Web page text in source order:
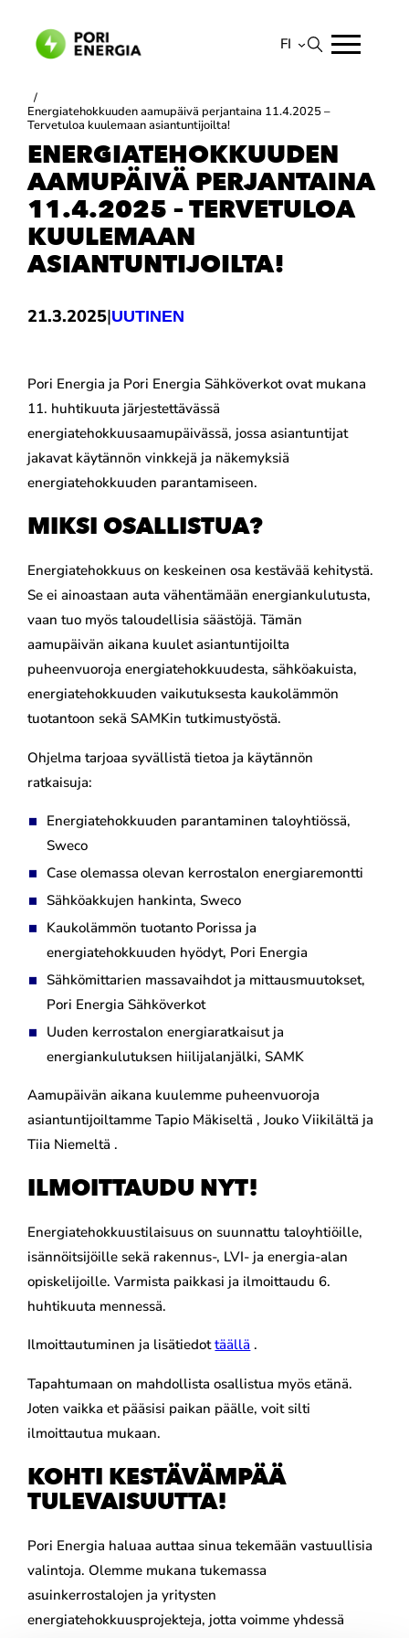
sisältöön
FI
English
/
Energiatehokkuuden aamupäivä perjantaina 11.4.2025 –
Tervetuloa kuulemaan asiantuntijoilta!
ENERGIATEHOKKUUDEN
AAMUPÄIVÄ PERJANTAINA
11.4.2025 – TERVETULOA
KUULEMAAN
ASIANTUNTIJOILTA!
21.3.2025|UUTINEN
Pori Energia ja Pori Energia Sähköverkot ovat mukana
11. huhtikuuta järjestettävässä
energiatehokkuusaamupäivässä, jossa asiantuntijat
jakavat käytännön vinkkejä ja näkemyksiä
energiatehokkuuden parantamiseen.
MIKSI OSALLISTUA?
Energiatehokkuus on keskeinen osa kestävää kehitystä.
Se ei ainoastaan auta vähentämään energiankulutusta,
vaan tuo myös taloudellisia säästöjä. Tämän
aamupäivän aikana kuulet asiantuntijoilta
puheenvuoroja energiatehokkuudesta, sähköakuista,
energiatehokkuuden vaikutuksesta kaukolämmön
tuotantoon sekä SAMKin tutkimustyöstä.
Ohjelma tarjoaa syvällistä tietoa ja käytännön
ratkaisuja:
Energiatehokkuuden parantaminen taloyhtiössä,
Sweco
Case olemassa olevan kerrostalon energiaremontti
Sähköakkujen hankinta, Sweco
Kaukolämmön tuotanto Porissa ja
energiatehokkuuden hyödyt, Pori Energia
Sähkömittarien massavaihdot ja mittausmuutokset,
Pori Energia Sähköverkot
Uuden kerrostalon energiaratkaisut ja
energiankulutuksen hiilijalanjälki, SAMK
Aamupäivän aikana kuulemme puheenvuoroja
asiantuntijoiltamme Tapio Mäkiseltä , Jouko Viikilältä ja
Tiia Niemeltä .
ILMOITTAUDU NYT!
Energiatehokkuustilaisuus on suunnattu taloyhtiöille,
isännöitsijöille sekä rakennus-, LVI- ja energia-alan
opiskelijoille. Varmista paikkasi ja ilmoittaudu 6.
huhtikuuta mennessä.
Ilmoittautuminen ja lisätiedottäällä .
Tapahtumaan on mahdollista osallistua myös etänä.
Joten vaikka et pääsisi paikan päälle, voit silti
ilmoittautua mukaan.
KOHTI KESTÄVÄMPÄÄ
TULEVAISUUTTA!
Pori Energia haluaa auttaa sinua tekemään vastuullisia
valintoja. Olemme mukana tukemassa
asuinkerrostalojen ja yritysten
energiatehokkuusprojekteja, jotta voimme yhdessä